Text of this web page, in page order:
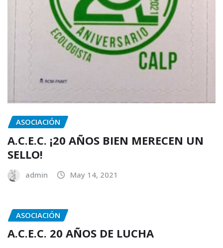
ASOCIACIÓN
A.C.E.C. ¡20 AÑOS BIEN MERECEN UN
SELLO!
admin May 14, 2021
ASOCIACIÓN
A.C.E.C. 20 AÑOS DE LUCHA